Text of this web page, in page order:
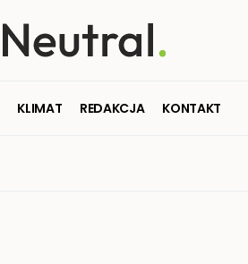
KLIMAT REDAKCJA KONTAKT